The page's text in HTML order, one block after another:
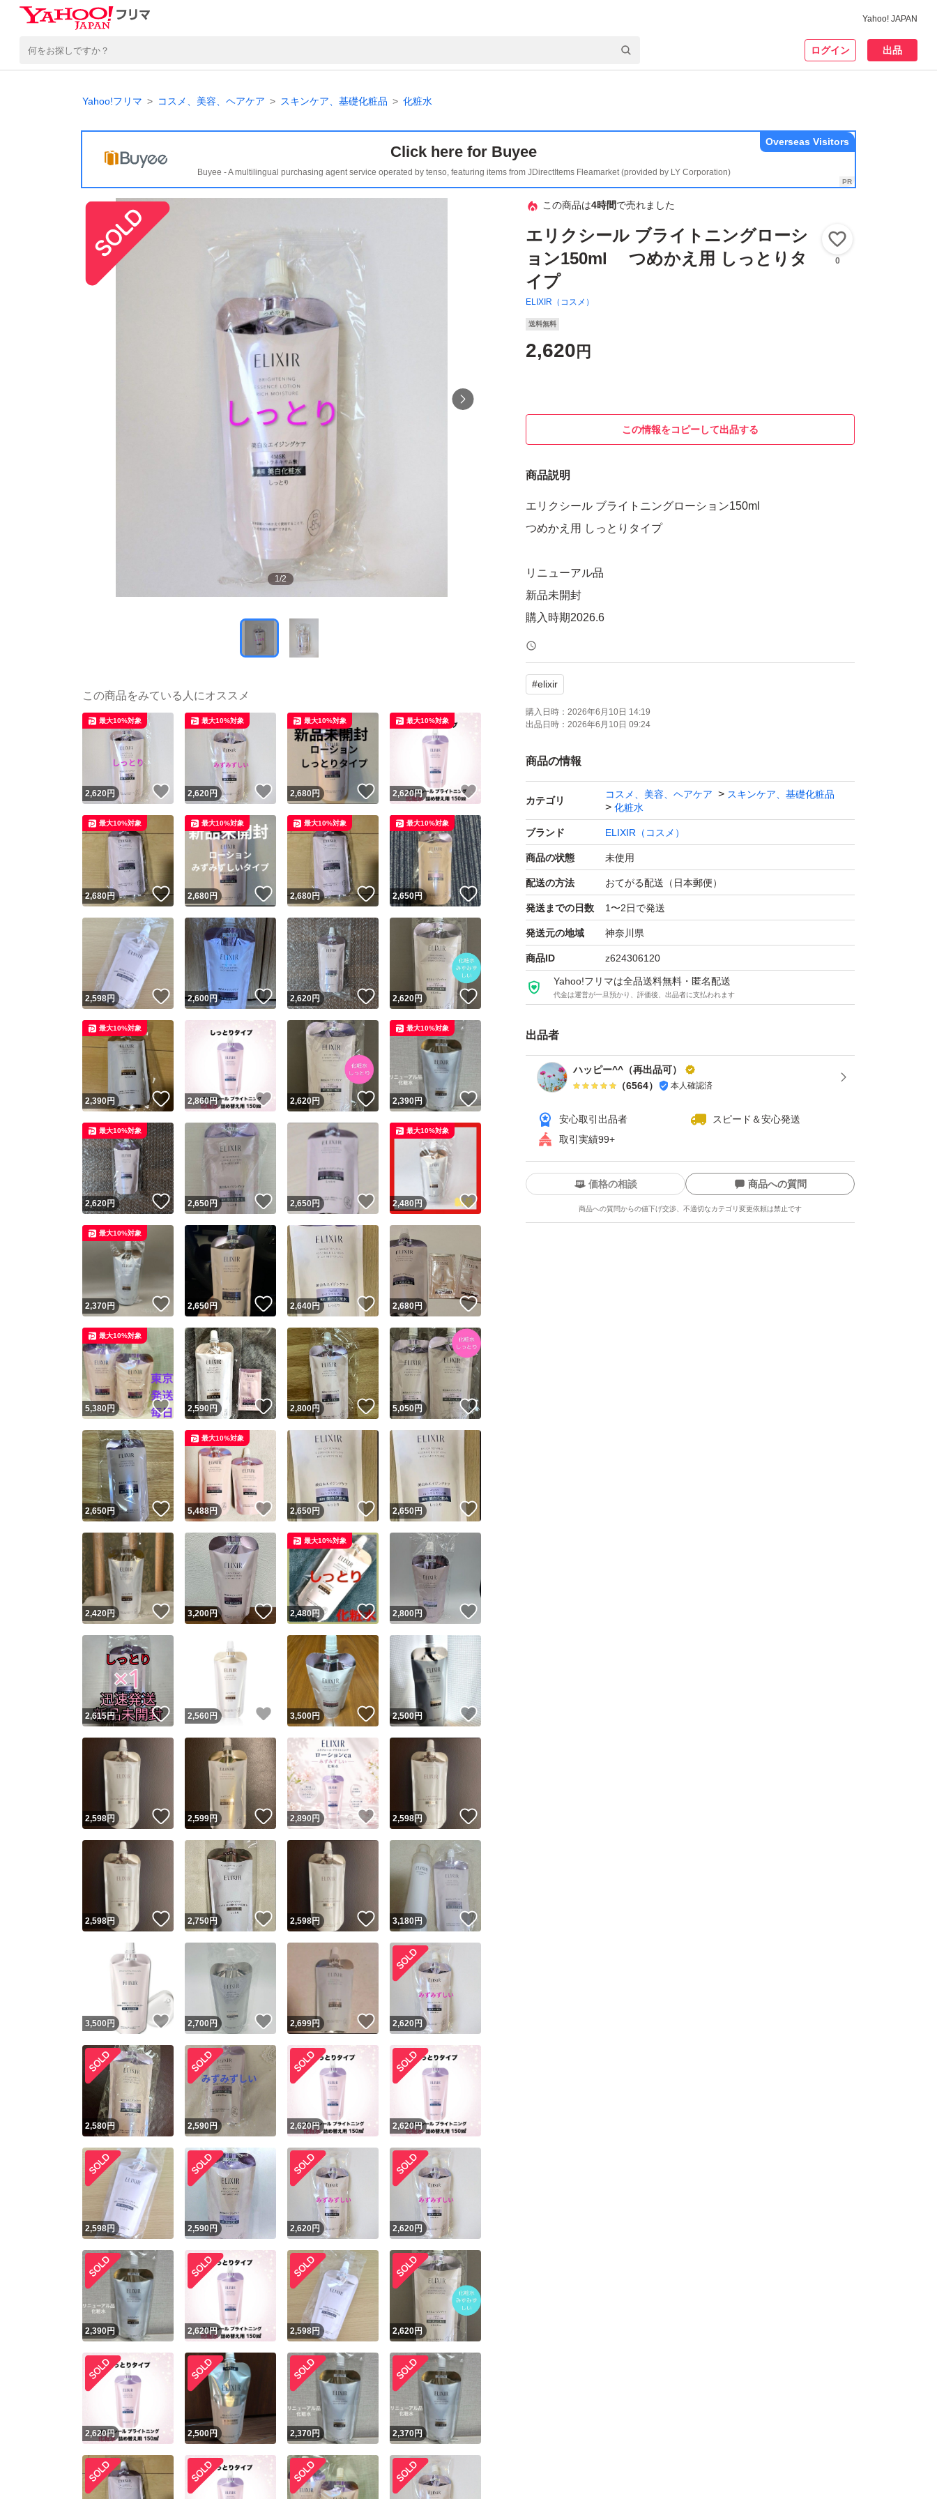
Yahoo! JAPAN
ログイン 出品
Yahoo!フリマ コスメ、美容、ヘアケア スキンケア、基礎化粧品 化粧水
Click here for Buyee
Buyee - A multilingual purchasing agent service operated by tenso, featuring items from JDirectItems Fleamarket (provided by LY Corporation)
Overseas Visitors
1/2
この商品は4時間で売れました
エリクシール ブライトニングローシ
ョン150ml つめかえ用 しっとりタ
イプ
ELIXIR（コスメ）
0
送料無料
2,620 円
この情報をコピーして出品する
商品説明
エリクシール ブライトニングローション150ml
つめかえ用 しっとりタイプ
リニューアル品
新品未開封
購入時期2026.6
#elixir
購入日時： 2026年6月10日 14:19
出品日時： 2026年6月10日 09:24
商品の情報
カテゴリ
コスメ、美容、ヘアケア
スキンケア、基礎化粧品
化粧水
ブランド ELIXIR（コスメ）
商品の状態 未使用
配送の方法 おてがる配送（日本郵便）
発送までの日数 1〜2日で発送
発送元の地域 神奈川県
商品ID z624306120
Yahoo!フリマは全品送料無料・匿名配送
代金は運営が一旦預かり、評価後、出品者に支払われます
出品者
ハッピー^^（再出品可）
（6564） 本人確認済
安心取引出品者
スピード＆安心発送
取引実績99+
ユーザーの実績について
Yahoo!フリマが定めた一定の基準を満たしたユーザーにバッジを付与しています
安心取引出品者
安心取引出品者 Yahoo!フリマの基準をクリアした安心・安全なユーザーです
取引実績
取引実績◯+ このユーザーはYahoo!フリマの取引を完了させた実績があります
他フリマ実績◯+ このユーザーは他フリマサービスでの取引実績があります
スピード&安心発送
※このバッジは実績に基づく表示であり、発送を保証しているものではありません
スピード＆安心発送
このユーザーは高頻度で24時間以内＆設定した発送日数内に発送してい
スピード発送 このユーザーは高頻度で24時間以内に発送しています
安心発送 このユーザーは設定した発送日数内に発送しています
価格の相談 商品への質問
商品への質問からの値下げ交渉、不適切なカテゴリ変更依頼は禁止です
この商品の情報をコピーします
商品画像の 無断転載は禁止されています
コピーは1商品につき1回です
出品ページへ
キャンセル
この商品をみている人にオススメ
2,620円 いいね！
最大10%対象
2,620円 いいね！
最大10%対象
2,680円 いいね！
最大10%対象
2,620円 いいね！
最大10%対象
2,680円 いいね！
最大10%対象
2,680円 いいね！
最大10%対象
2,680円 いいね！
最大10%対象
2,650円 いいね！
最大10%対象
2,598円 いいね！
2,600円 いいね！
2,620円 いいね！
2,620円
2,390円 いいね！
最大10%対象
2,860円 いいね！
2,620円 いいね！
2,390円 いいね！
最大10%対象
2,620円 いいね！
最大10%対象
2,650円 いいね！
2,650円 いいね！
2,480円
最大10%対象
2,370円 いいね！
最大10%対象
2,650円 いいね！
2,640円 いいね！
2,680円 いいね！
5,380円 いいね！
最大10%対象
2,590円 いいね！
2,800円 いいね！
5,050円 いいね！
2,650円 いいね！
5,488円 いいね！
最大10%対象
2,650円 いいね！
2,650円
2,420円 いいね！
3,200円 いいね！
2,480円 いいね！
最大10%対象
2,800円
2,615円 いいね！
2,560 円 いいね！
3,500円 いいね！
2,500円 いいね！
2,598円 いいね！
2,599円 いいね！
2,890円 いいね！
2,598円
2,598円 いいね！
2,750円 いいね！
2,598円 いいね！
3,180円
3,500 円 いいね！
2,700円 いいね！
2,699円 いいね！
2,620円
2,580円 2,590円 2,620円 2,620円
2,598円 2,590円 2,620円 2,620円
2,390円 2,620円 2,598円 2,620円
2,620円 2,500円 2,370円 2,370円